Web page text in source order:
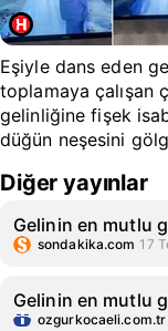
Eşiyle dans eden
toplamaya çalışan
gelinliğine fişek
düğün neşesini
Diğer yayınlar
Gelinin en mutlu
sondakika.com 17
Gelinin en mutlu
ozgurkocaeli.com.tr